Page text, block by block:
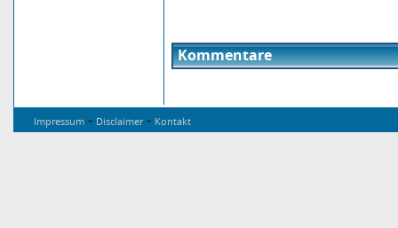
Kommentare
Impressum - Disclaimer- Kontakt